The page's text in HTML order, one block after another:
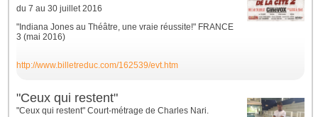
du 7 au 30 juillet 2016
"Indiana Jones au Théâtre, une vraie réussite!" FRANCE
3 (mai 2016)
http://www.billetreduc.com/162539/evt.htm
"Ceux qui restent"
"Ceux qui restent" Court-métrage de Charles Nari.